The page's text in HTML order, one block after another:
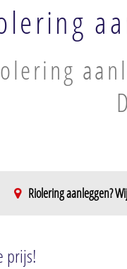
Riolering aanleggen?
prijs!